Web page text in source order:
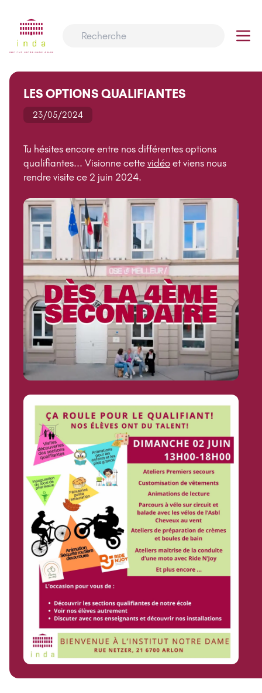
LES OPTIONS QUALIFIANTES
23/05/2024
Tu hésites encore entre nos différentes options
qualifiantes... Visionne cette vidéo et viens nous
rendre visite ce 2 juin 2024.